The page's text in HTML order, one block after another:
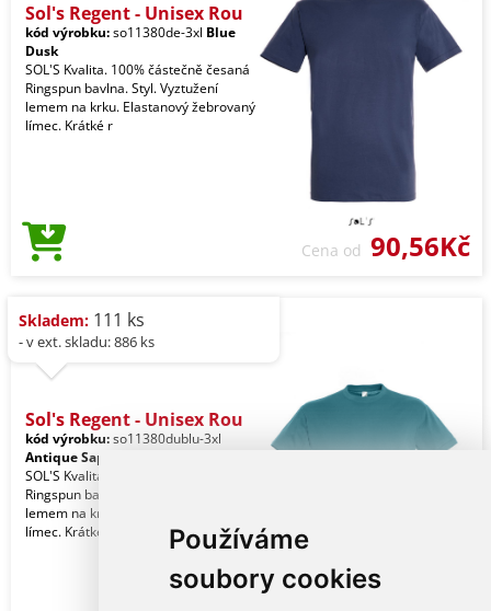
Používáme
soubory cookies
Sol's Regent - Unisex Rou
kód výrobku:so11380de-3xl Blue
Dusk
SOL'S Kvalita. 100% částečně česaná
Ringspun bavlna. Styl. Vyztužení
lemem na krku. Elastanový žebrovaný
límec. Krátké r
Cena od 90,56Kč
Skladem: 111 ks
- v ext. skladu: 886 ks
Sol's Regent - Unisex Rou
kód výrobku:so11380dublu-3xl
Antique Sapphire
SOL'S Kvalita. 100% částečně česaná
Ringspun bavlna. Styl. Vyztužení
lemem na krku. Elastanový žebrovaný
límec. Krátké r